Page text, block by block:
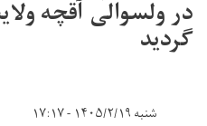
در ولسوالی آقچه
گردید
شنبه ۱۴۰۵/۲/۱۹ - ۱۷:۱۷